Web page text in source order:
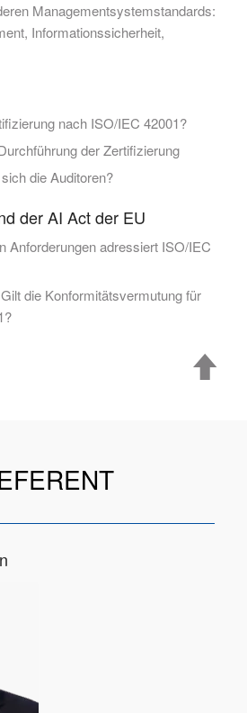
Managementsystemstandards:
Informationssicherheit,
nach ISO/IEC 42001?
der Zertifizierung
die Auditoren?
der AI Act der EU
Anforderungen adressiert ISO/IEC
die Konformitätsvermutung für